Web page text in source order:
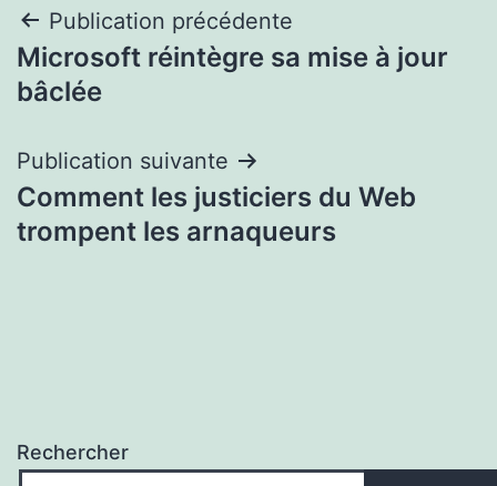
Navigation
de
Publication précédente
Microsoft réintègre sa mise à jour
bâclée
Publication suivante
Comment les justiciers du Web
trompent les arnaqueurs
Rechercher